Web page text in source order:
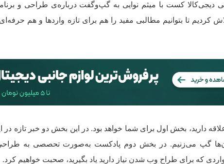
کست با میثم نوایی به گپ‌وگفت درباره‌ی طراحی و
تا بتوانیم مطالبی مفید را هم برای تازه وارد‌ها و هم
دارید، بخش اول برای شما خواهد بود. در این بخش دو خبر تازه در
گپ می‌زنیم. در بخش دوم پادکست به‌صورت تحصصی به
که برای طراح وب شدن نیاز دارید یاد بگیرید، صحبت خواهیم کرد.